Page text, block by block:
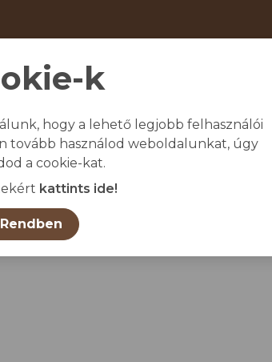
munkaruházat Egyéb termékek
adatlapok
k
hogy a lehető legjobb felhasználói
tovább használod weboldalunkat, úgy
a cookie-kat.
kattints ide!
Rendben